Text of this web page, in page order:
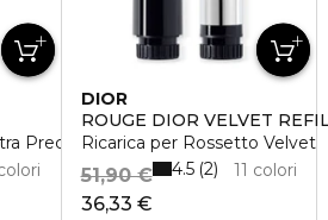
Preciso
DIOR
ROUGE DIOR VELVET
Ricarica per Rossetto Velvet
36,33 €
51,90 € 11 colori
4.5 2